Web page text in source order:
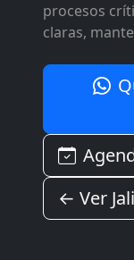
procesos
claras,
← Ver